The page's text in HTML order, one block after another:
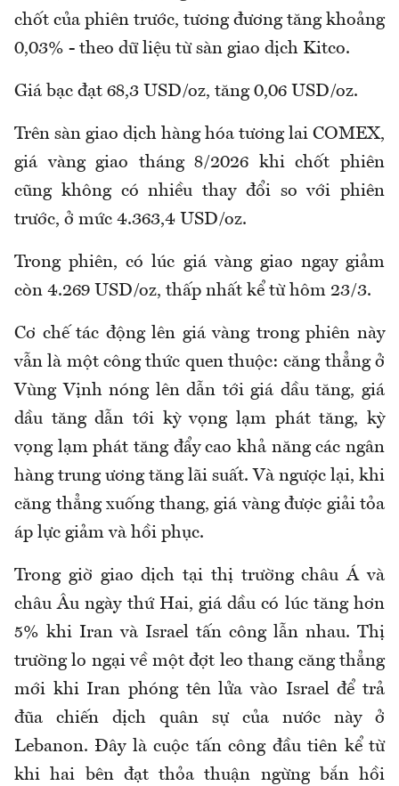
chốt của phiên trước, tương đương tăng khoảng
0,03% - theo dữ liệu từ sàn giao dịch Kitco.
Giá bạc đạt 68,3 USD/oz, tăng 0,06 USD/oz.
Trên sàn giao dịch hàng hóa tương lai COMEX,
giá vàng giao tháng 8/2026 khi chốt phiên
cũng không có nhiều thay đổi so với phiên
trước, ở mức 4.363,4 USD/oz.
Trong phiên, có lúc giá vàng giao ngay giảm
còn 4.269 USD/oz, thấp nhất kể từ hôm 23/3.
Cơ chế tác động lên giá vàng trong phiên này
vẫn là một công thức quen thuộc: căng thẳng ở
Vùng Vịnh nóng lên dẫn tới giá dầu tăng, giá
dầu tăng dẫn tới kỳ vọng lạm phát tăng, kỳ
vọng lạm phát tăng đẩy cao khả năng các ngân
hàng trung ương tăng lãi suất. Và ngược lại, khi
căng thẳng xuống thang, giá vàng được giải tỏa
áp lực giảm và hồi phục.
Trong giờ giao dịch tại thị trường châu Á và
châu Âu ngày thứ Hai, giá dầu có lúc tăng hơn
5% khi Iran và Israel tấn công lẫn nhau. Thị
trường lo ngại về một đợt leo thang căng thẳng
mới khi Iran phóng tên lửa vào Israel để trả
đũa chiến dịch quân sự của nước này ở
Lebanon. Đây là cuộc tấn công đầu tiên kể từ
khi hai bên đạt thỏa thuận ngừng bắn hồi